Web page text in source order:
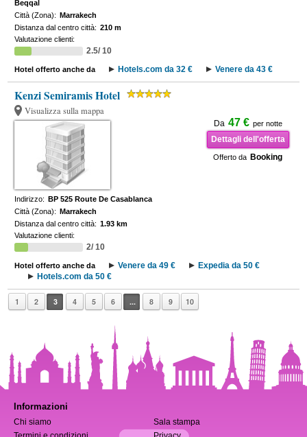
Beqqal
Città (Zona): Marrakech
Distanza dal centro città: 210 m
Valutazione clienti:
2.5/ 10
Hotel offerto anche da Hotels.com da 32 € Venere da 43 €
Kenzi Semiramis Hotel
Visualizza sulla mappa
Da 47 € per notte
Dettagli dell'offerta
Offerto da Booking
Indirizzo: BP 525 Route De Casablanca
Città (Zona): Marrakech
Distanza dal centro città: 1.93 km
Valutazione clienti:
2/ 10
Hotel offerto anche da Venere da 49 €
Expedia da 50 €
Hotels.com da 50 €
1 2 3 4 5 6 ... 8 9 10
Informazioni
Chi siamo
Sala stampa